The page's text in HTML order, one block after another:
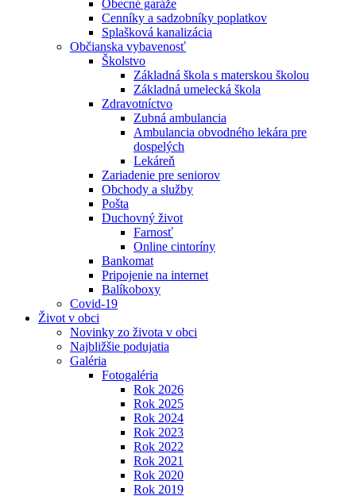
Obecné garáže
Cenníky a sadzobníky poplatkov
Splašková kanalizácia
Občianska vybavenosť
Školstvo
Základná škola s materskou školou
Základná umelecká škola
Zdravotníctvo
Zubná ambulancia
Ambulancia obvodného lekára pre
dospelých
Lekáreň
Zariadenie pre seniorov
Obchody a služby
Pošta
Duchovný život
Farnosť
Online cintoríny
Bankomat
Pripojenie na internet
Balíkoboxy
Covid-19
Život v obci
Novinky zo života v obci
Najbližšie podujatia
Galéria
Fotogaléria
Rok 2026
Rok 2025
Rok 2024
Rok 2023
Rok 2022
Rok 2021
Rok 2020
Rok 2019